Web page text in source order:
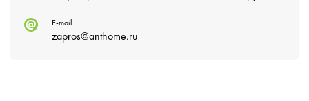
E-mail
zapros@anthome.ru